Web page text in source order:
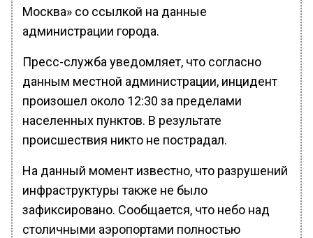
Москва» со ссылкой на данные
администрации города.
Пресс-служба уведомляет, что согласно
данным местной администрации, инцидент
произошел около 12:30 за пределами
населенных пунктов. В результате
происшествия никто не пострадал.
На данный момент известно, что разрушений
инфраструктуры также не было
зафиксировано. Сообщается, что небо над
столичными аэропортами полностью